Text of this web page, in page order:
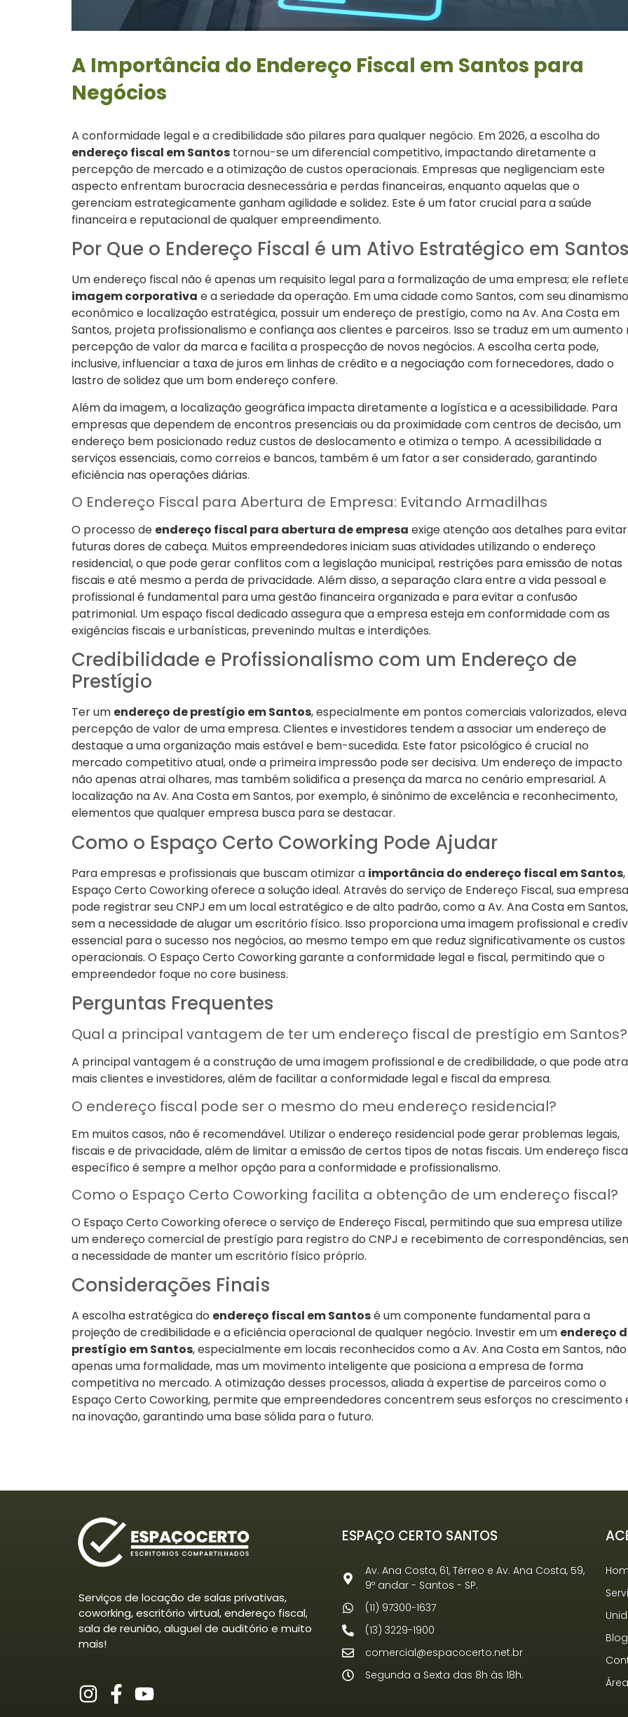
A Importância do Endereço Fiscal em Santos para
Negócios
A conformidade legal e a credibilidade são pilares para qualquer negócio. Em 2026, a escolha do
endereço fiscal em Santos tornou-se um diferencial competitivo, impactando diretamente a
percepção de mercado e a otimização de custos operacionais. Empresas que negligenciam este
aspecto enfrentam burocracia desnecessária e perdas financeiras, enquanto aquelas que o
gerenciam estrategicamente ganham agilidade e solidez. Este é um fator crucial para a saúde
financeira e reputacional de qualquer empreendimento.
Por Que o Endereço Fiscal é um Ativo Estratégico em Santos
Um endereço fiscal não é apenas um requisito legal para a formalização de uma empresa; ele
imagem corporativa e a seriedade da operação. Em uma cidade como Santos, com seu dinamismo
econômico e localização estratégica, possuir um endereço de prestígio, como na Av. Ana Costa em
Santos, projeta profissionalismo e confiança aos clientes e parceiros. Isso se traduz em um aumento
percepção de valor da marca e facilita a prospecção de novos negócios. A escolha certa pode,
inclusive, influenciar a taxa de juros em linhas de crédito e a negociação com fornecedores, dado o
lastro de solidez que um bom endereço confere.
Além da imagem, a localização geográfica impacta diretamente a logística e a acessibilidade. Para
empresas que dependem de encontros presenciais ou da proximidade com centros de decisão, um
endereço bem posicionado reduz custos de deslocamento e otimiza o tempo. A acessibilidade a
serviços essenciais, como correios e bancos, também é um fator a ser considerado, garantindo
eficiência nas operações diárias.
O Endereço Fiscal para Abertura de Empresa: Evitando Armadilhas
O processo de endereço fiscal para abertura de empresa exige atenção aos detalhes para evitar
futuras dores de cabeça. Muitos empreendedores iniciam suas atividades utilizando o endereço
residencial, o que pode gerar conflitos com a legislação municipal, restrições para emissão de notas
fiscais e até mesmo a perda de privacidade. Além disso, a separação clara entre a vida pessoal e
profissional é fundamental para uma gestão financeira organizada e para evitar a confusão
patrimonial. Um espaço fiscal dedicado assegura que a empresa esteja em conformidade com as
exigências fiscais e urbanísticas, prevenindo multas e interdições.
Credibilidade e Profissionalismo com um Endereço de
Prestígio
Ter um endereço de prestígio em Santos, especialmente em pontos comerciais valorizados,
percepção de valor de uma empresa. Clientes e investidores tendem a associar um endereço de
destaque a uma organização mais estável e bem-sucedida. Este fator psicológico é crucial no
mercado competitivo atual, onde a primeira impressão pode ser decisiva. Um endereço de impacto
não apenas atrai olhares, mas também solidifica a presença da marca no cenário empresarial. A
localização na Av. Ana Costa em Santos, por exemplo, é sinônimo de excelência e reconhecimento,
elementos que qualquer empresa busca para se destacar.
Como o Espaço Certo Coworking Pode Ajudar
Para empresas e profissionais que buscam otimizar a importância do endereço fiscal em Santos
Espaço Certo Coworking oferece a solução ideal. Através do serviço de Endereço Fiscal, sua empresa
pode registrar seu CNPJ em um local estratégico e de alto padrão, como a Av. Ana Costa em Santos,
sem a necessidade de alugar um escritório físico. Isso proporciona uma imagem profissional e
essencial para o sucesso nos negócios, ao mesmo tempo em que reduz significativamente os custos
operacionais. O Espaço Certo Coworking garante a conformidade legal e fiscal, permitindo que o
empreendedor foque no core business.
Perguntas Frequentes
Qual a principal vantagem de ter um endereço fiscal de prestígio em Santos?
A principal vantagem é a construção de uma imagem profissional e de credibilidade, o que pode
mais clientes e investidores, além de facilitar a conformidade legal e fiscal da empresa.
O endereço fiscal pode ser o mesmo do meu endereço residencial?
Em muitos casos, não é recomendável. Utilizar o endereço residencial pode gerar problemas legais,
fiscais e de privacidade, além de limitar a emissão de certos tipos de notas fiscais. Um endereço
específico é sempre a melhor opção para a conformidade e profissionalismo.
Como o Espaço Certo Coworking facilita a obtenção de um endereço fiscal?
O Espaço Certo Coworking oferece o serviço de Endereço Fiscal, permitindo que sua empresa utilize
um endereço comercial de prestígio para registro do CNPJ e recebimento de correspondências,
a necessidade de manter um escritório físico próprio.
Considerações Finais
A escolha estratégica do endereço fiscal em Santosé um componente fundamental para a
projeção de credibilidade e a eficiência operacional de qualquer negócio. Investir em um endereço
prestígio em Santos, especialmente em locais reconhecidos como a Av. Ana Costa em Santos,
apenas uma formalidade, mas um movimento inteligente que posiciona a empresa de forma
competitiva no mercado. A otimização desses processos, aliada à expertise de parceiros como o
Espaço Certo Coworking, permite que empreendedores concentrem seus esforços no crescimento
na inovação, garantindo uma base sólida para o futuro.
Serviços de locação de salas privativas,
coworking, escritório virtual, endereço fiscal,
sala de reunião, aluguel de auditório e muito
mais!
ESPAÇO CERTO SANTOS
Av. Ana Costa, 61, Térreo e Av. Ana Costa, 59,
9º andar - Santos - SP.
(11) 97300-1637
(13) 3229-1900
comercial@espacocerto.net.br
Segunda a Sexta das 8h às 18h.
Blog